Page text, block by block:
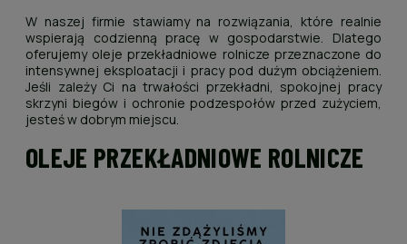
W naszej firmie stawiamy na rozwiązania, które realnie
wspierają codzienną pracę w gospodarstwie. Dlatego
oferujemy oleje przekładniowe rolnicze przeznaczone do
intensywnej eksploatacji i pracy pod dużym obciążeniem.
Jeśli zależy Ci na trwałości przekładni, spokojnej pracy
skrzyni biegów i ochronie podzespołów przed zużyciem,
jesteś w dobrym miejscu.
OLEJE PRZEKŁADNIOWE ROLNICZE